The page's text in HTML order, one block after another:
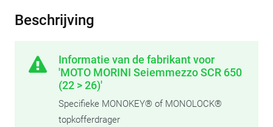
Beschrijving
Informatie van de fabrikant voor
'MOTO MORINI Seiemmezzo SCR 650
(22 > 26)'
Specifieke MONOKEY® of MONOLOCK®
topkofferdrager